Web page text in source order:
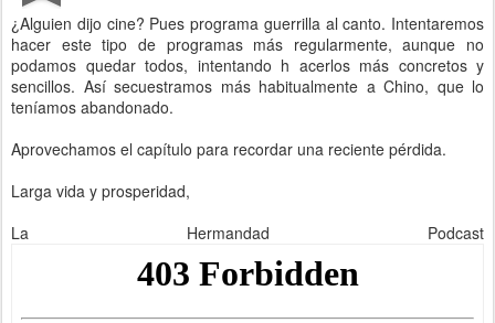
¿Alguien dijo cine? Pues programa guerrilla al canto. Intentaremos
hacer este tipo de programas más regularmente, aunque no
podamos quedar todos, intentando h acerlos más concretos y
sencillos. Así secuestramos más habitualmente a Chino, que lo
teníamos abandonado.
Aprovechamos el capítulo para recordar una reciente pérdida.
Larga vida y prosperidad,
La Hermandad Podcast